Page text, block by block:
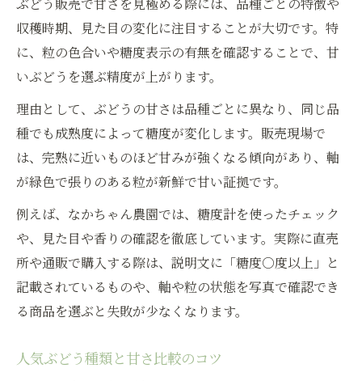
収穫時期、見た目の変化に注目することが大切です。特
に、粒の色合いや糖度表示の有無を確認することで、甘
いぶどうを選ぶ精度が上がります。
理由として、ぶどうの甘さは品種ごとに異なり、同じ品
種でも成熟度によって糖度が変化します。販売現場で
は、完熟に近いものほど甘みが強くなる傾向があり、軸
が緑色で張りのある粒が新鮮で甘い証拠です。
例えば、なかちゃん農園では、糖度計を使ったチェック
や、見た目や香りの確認を徹底しています。実際に直売
所や通販で購入する際は、説明文に「糖度○度以上」と
記載されているものや、軸や粒の状態を写真で確認でき
る商品を選ぶと失敗が少なくなります。
人気ぶどう種類と甘さ比較のコツ